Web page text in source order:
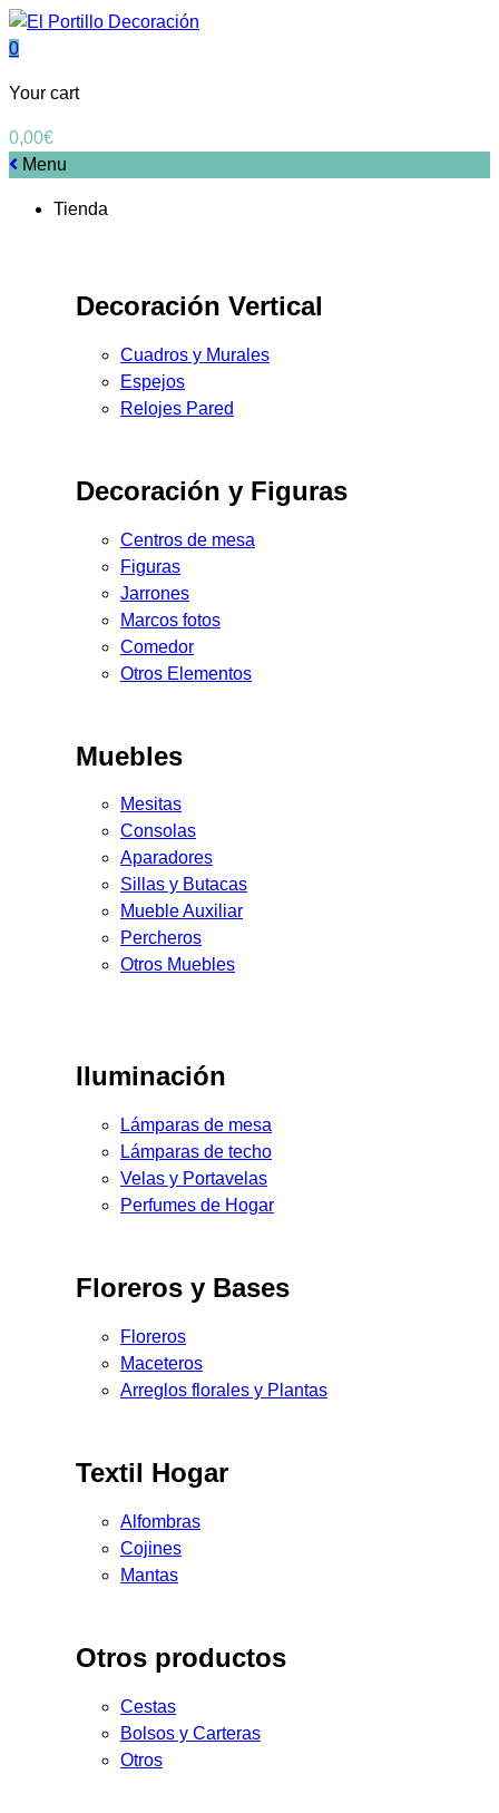
0
Your cart
0,00€
Menu
Tienda
Decoración Vertical
Cuadros y Murales
Espejos
Relojes Pared
Decoración y Figuras
Centros de mesa
Figuras
Jarrones
Marcos fotos
Comedor
Otros Elementos
Muebles
Mesitas
Consolas
Aparadores
Sillas y Butacas
Mueble Auxiliar
Percheros
Otros Muebles
Iluminación
Lámparas de mesa
Lámparas de techo
Velas y Portavelas
Perfumes de Hogar
Floreros y Bases
Floreros
Maceteros
Arreglos florales y Plantas
Textil Hogar
Alfombras
Cojines
Mantas
Otros productos
Cestas
Bolsos y Carteras
Otros